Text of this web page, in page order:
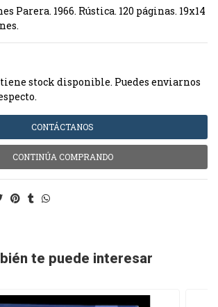
Parera. 1966. Rústica. 120 páginas. 19x14
stock disponible. Puedes enviarnos
CONTÁCTANOS
CONTINÚA COMPRANDO
te puede interesar